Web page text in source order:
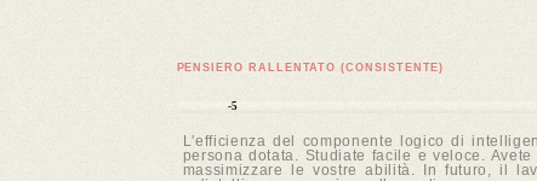
PENSIERO RALLENTATO (CONSISTENTE)
-5
L'efficienza del componente logico di
persona dotata. Studiate facile e veloce.
massimizzare le vostre abilità. In futuro, il